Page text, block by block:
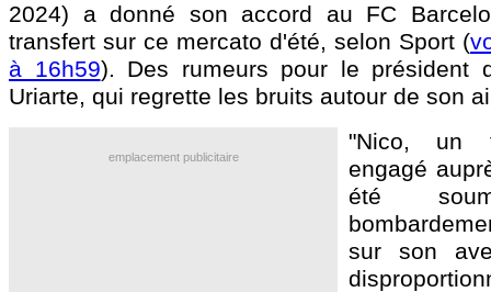
2024) a donné son accord au FC
transfert sur ce mercato d'été, selon Sport (
à 16h59). Des rumeurs pour le président
Uriarte, qui regrette les bruits autour de son
emplacement publicitaire
"Nico, un
engagé
été
sur son